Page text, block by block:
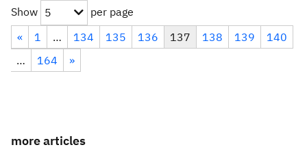
Show 5
per page
«
1 … 134 135 136 137 138 139
140
…
164 »
more articles